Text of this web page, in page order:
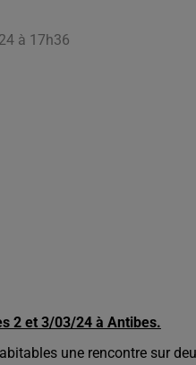
à 17h36
2 et 3/03/24 à Antibes.
une rencontre sur